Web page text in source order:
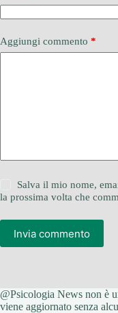
Aggiungi commento *
Salva il mio nome,
la prossima volta che
Invia commento
@Psicologia News non è
viene aggiornato senza